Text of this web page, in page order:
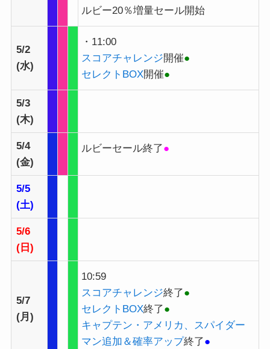
ルビー20％増量セール開始
5/2
(水)
・11:00
スコアチャレンジ開催●
セレクトBOX開催●
5/3
(木)
5/4
(金)
ルビーセール終了●
5/5
(土)
5/6
(日)
5/7
(月)
10:59
スコアチャレンジ終了●
セレクトBOX終了●
キャプテン・アメリカ、スパイダー
マン追加＆確率アップ終了●